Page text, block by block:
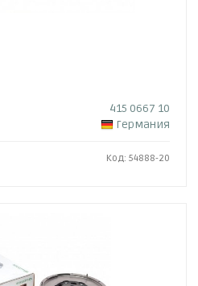
415 0667 10
Германия
Код: 54888-20